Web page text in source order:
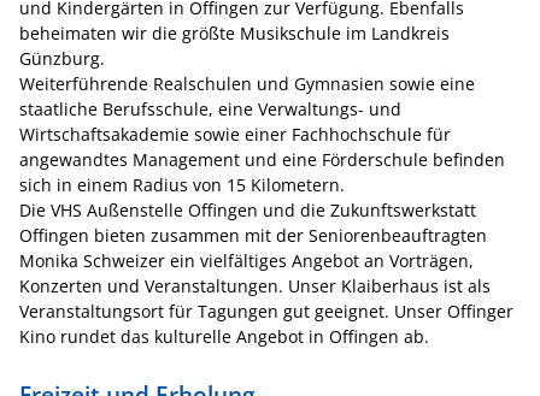
und Kindergärten in Offingen zur Verfügung. Ebenfalls
beheimaten wir die größte Musikschule im Landkreis
Günzburg.
Weiterführende Realschulen und Gymnasien sowie eine
staatliche Berufsschule, eine Verwaltungs- und
Wirtschaftsakademie sowie einer Fachhochschule für
angewandtes Management und eine Förderschule befinden
sich in einem Radius von 15 Kilometern.
Die VHS Außenstelle Offingen und die Zukunftswerkstatt
Offingen bieten zusammen mit der Seniorenbeauftragten
Monika Schweizer ein vielfältiges Angebot an Vorträgen,
Konzerten und Veranstaltungen. Unser Klaiberhaus ist als
Veranstaltungsort für Tagungen gut geeignet. Unser Offinger
Kino rundet das kulturelle Angebot in Offingen ab.